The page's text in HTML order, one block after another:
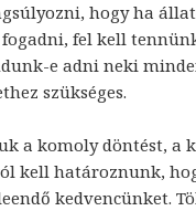
hogy ha
fel kell
e adni neki
szükséges.
a komoly döntést, a
kell határoznunk,
kedvencünket.